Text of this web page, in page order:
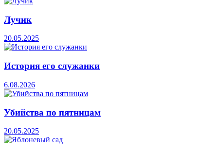
Лучик
20.05.2025
История его служанки
6.08.2026
Убийства по пятницам
20.05.2025